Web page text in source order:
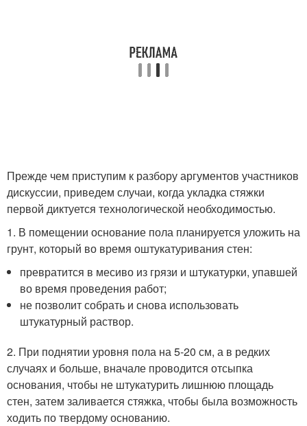
Прежде чем приступим к разбору аргументов участников
дискуссии, приведем случаи, когда укладка стяжки
первой диктуется технологической необходимостью.
1. В помещении основание пола планируется уложить на
грунт, который во время оштукатуривания стен:
превратится в месиво из грязи и штукатурки, упавшей
во время проведения работ;
не позволит собрать и снова использовать
штукатурный раствор.
2. При поднятии уровня пола на 5-20 см, а в редких
случаях и больше, вначале проводится отсыпка
основания, чтобы не штукатурить лишнюю площадь
стен, затем заливается стяжка, чтобы была возможность
ходить по твердому основанию.